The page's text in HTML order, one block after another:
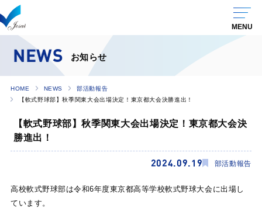
NEWS お知らせ
HOME NEWS
部活動報告
【軟式野球部】秋季関東大会出場決定！東京都大会決勝進出！
【軟式野球部】秋季関東大会出場決定！東京都大会決
勝進出！
2024.09.19 部活動報告
高校軟式野球部は令和6年度東京都高等学校軟式野球大会に出場し
ています。